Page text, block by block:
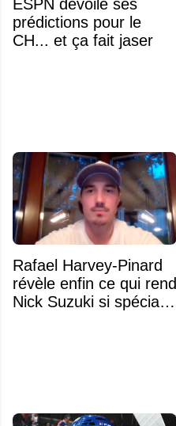
ESPN dévoile ses
prédictions pour le
CH... et ça fait jaser
Rafael Harvey-Pinard
révèle enfin ce qui rend
Nick Suzuki si spécial